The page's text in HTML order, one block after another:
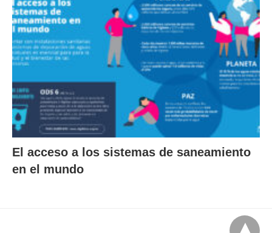
El acceso a los sistemas de saneamiento
en el mundo